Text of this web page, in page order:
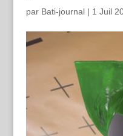
par Bati-journal| 1 Juil